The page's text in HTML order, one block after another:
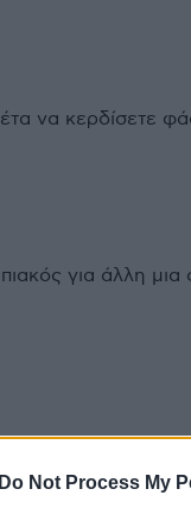
Do Not Process My
να κερδίσετε
για άλλη
με τις